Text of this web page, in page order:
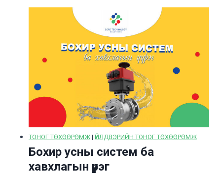
ТОНОГ ТӨХӨӨРӨМЖ | ҮЙЛДВЭРИЙН ТОНОГ ТӨХӨӨРӨМЖ
Бохир усны систем ба
хавхлагын үүрэг